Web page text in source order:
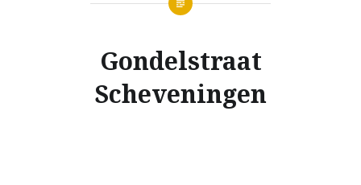
Gondelstraat
Scheveningen